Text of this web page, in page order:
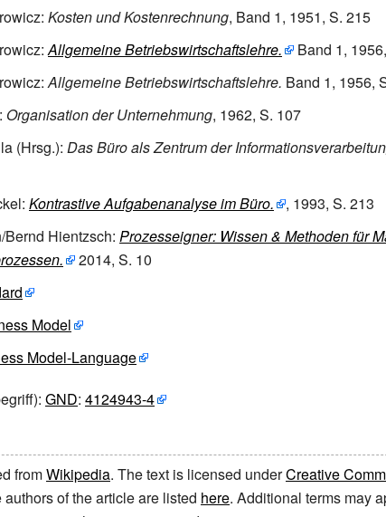
Kosten und Kostenrechnung, Band 1, 1951, S. 215
Allgemeine Betriebswirtschaftslehre.
Band 1,
Allgemeine Betriebswirtschaftslehre. Band 1, 1956,
Organisation der Unternehmung, 1962, S. 107
(Hrsg.): Das Büro als Zentrum der
Kontrastive Aufgabenanalyse im Büro.
, 1993, S. 213
Hientzsch: Prozesseigner: Wissen & Methoden für
2014, S. 10
Model
Model-Language
GND: 4124943-4
fromWikipedia. The text is licensed underCreative
authors of the article are listed here. Additional terms may